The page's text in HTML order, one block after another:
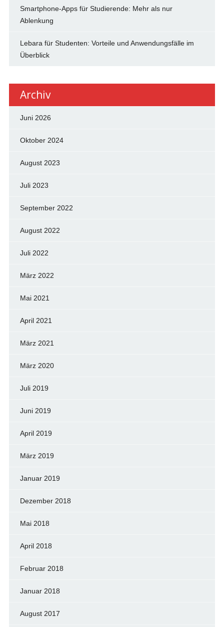
Smartphone-Apps für Studierende: Mehr als nur
Ablenkung
Lebara für Studenten: Vorteile und Anwendungsfälle im
Überblick
Archiv
Juni 2026
Oktober 2024
August 2023
Juli 2023
September 2022
August 2022
Juli 2022
März 2022
Mai 2021
April 2021
März 2021
März 2020
Juli 2019
Juni 2019
April 2019
März 2019
Januar 2019
Dezember 2018
Mai 2018
April 2018
Februar 2018
Januar 2018
August 2017